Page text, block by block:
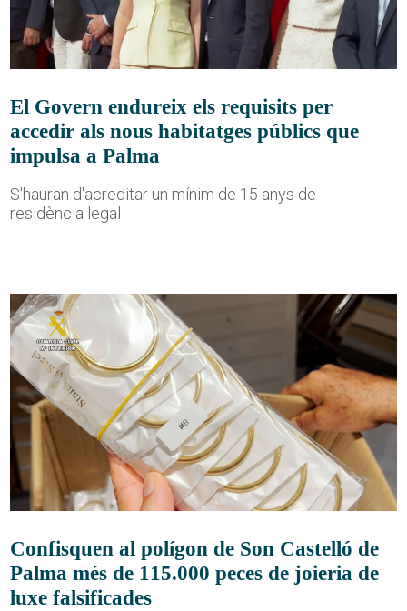
El Govern endureix els requisits per
accedir als nous habitatges públics que
impulsa a Palma
S'hauran d'acreditar un mínim de 15 anys de
residència legal
Confisquen al polígon de Son Castelló de
Palma més de 115.000 peces de joieria de
luxe falsificades